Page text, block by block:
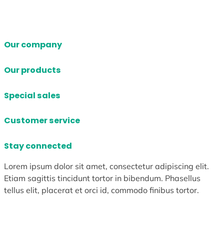
Our company
Our products
Special sales
Customer service
Stay connected
Lorem ipsum dolor sit amet, consectetur adipiscing elit.
Etiam sagittis tincidunt tortor in bibendum. Phasellus
tellus elit, placerat et orci id, commodo finibus tortor.